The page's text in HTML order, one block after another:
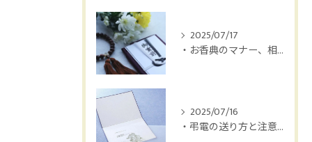
2025/07/17
・お香典のマナー、相場は？
2025/07/16
・弔電の送り方と注意点